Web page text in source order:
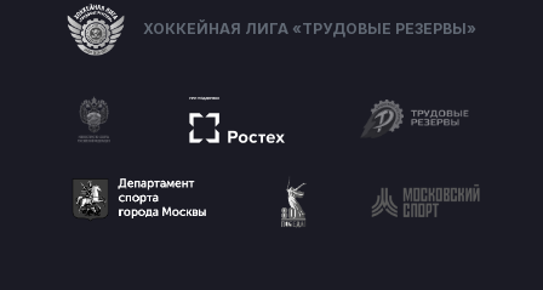
ХОККЕЙНАЯ ЛИГА «ТРУДОВЫЕ РЕЗЕРВЫ»